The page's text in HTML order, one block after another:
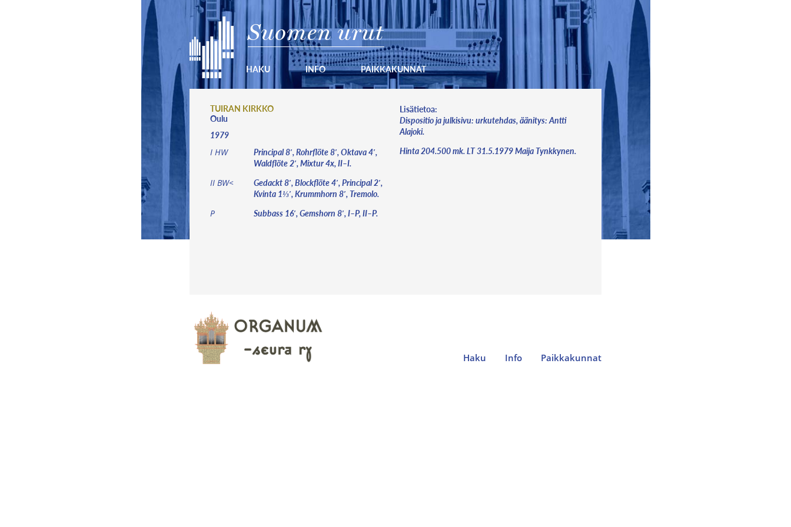
Suomen urut
HAKU INFO PAIKKAKUNNAT
TUIRAN KIRKKO
Oulu
1979
I HW
Principal 8′, Rohrflöte 8′, Oktava 4′,
Waldflöte 2′, Mixtur 4x, II–I.
II BW<
Gedackt 8′, Blockflöte 4′, Principal 2′,
Kvinta 1⅓′, Krummhorn 8′, Tremolo.
P Subbass 16′, Gemshorn 8′, I–P, II–P.
Lisätietoa:
Dispositio ja julkisivu: urkutehdas, äänitys: Antti
Alajoki.
Hinta 204.500 mk. LT 31.5.1979 Maija Tynkkynen.
Haku Info Paikkakunnat